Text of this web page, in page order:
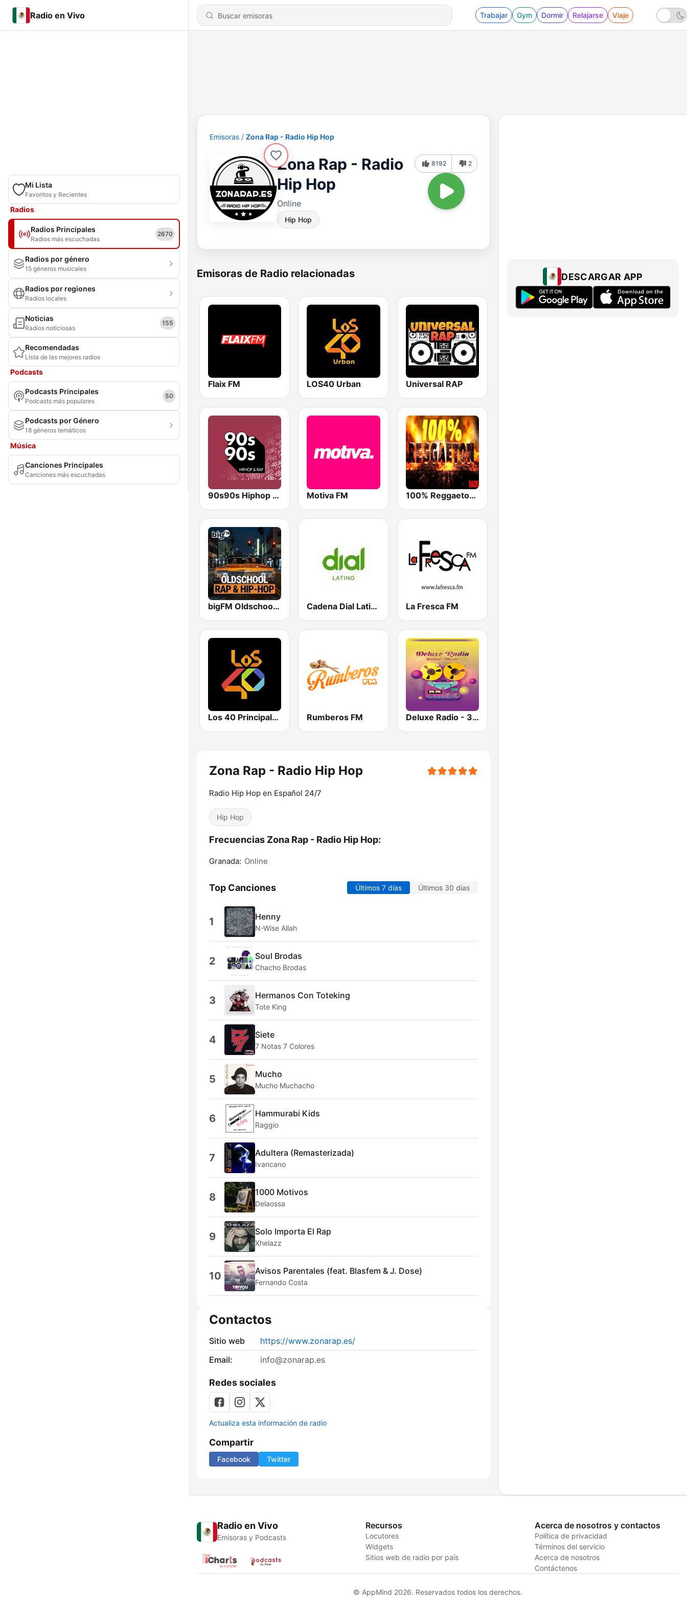
Radio en Vivo Trabajar Gym Dormir Relajarse Viaje
Mi Lista
Favoritos y Recientes
Radios
Radios Principales
Radios más escuchadas
2670
Radios por género
15 géneros musicales
Radios por regiones
Radios locales
Noticias
Radios noticiosas
155
Recomendadas
Lista de las mejores radios
Podcasts
Podcasts Principales
Podcasts más populares
50
Podcasts por Género
18 géneros temáticos
Música
Canciones Principales
Canciones más escuchadas
Emisoras Zona Rap - Radio Hip Hop
Zona Rap - Radio
Hip Hop
Online
Hip Hop
8192 2
Emisoras de Radio relacionadas
Flaix FM LOS40 Urban Universal RAP
90s90s Hiphop & Rap Motiva FM 100% Reggaeton Radio
bigFM Oldschool Rap & Hip-Hop Cadena Dial Latino La Fresca FM
Los 40 Principales Rumberos FM Deluxe Radio - 3 Flamenco Flow
Zona Rap - Radio Hip Hop
Radio Hip Hop en Español 24/7
Hip Hop
Frecuencias Zona Rap - Radio Hip Hop:
Granada: Online
Top Canciones Últimos 7 días Últimos 30 días
1 Henny
N-Wise Allah
2 Soul Brodas
Chacho Brodas
3 Hermanos Con Toteking
Tote King
4 Siete
7 Notas 7 Colores
5 Mucho
Mucho Muchacho
6 Hammurabi Kids
Raggio
7 Adultera (Remasterizada)
Ivancano
8 1000 Motivos
Delaossa
9 Solo Importa El Rap
Xhelazz
10 Avisos Parentales (feat. Blasfem & J. Dose)
Fernando Costa
Contactos
Sitio web
https://www.zonarap.es/
Email:
info@zonarap.es
Redes sociales
Actualiza esta información de radio
Compartir
Facebook Twitter
DESCARGAR APP
Radio en Vivo
Emisoras y Podcasts
Recursos
Locutores
Widgets
Sitios web de radio por país
Acerca de nosotros y contactos
Política de privacidad
Términos del servicio
Acerca de nosotros
Contáctenos
© AppMind 2026. Reservados todos los derechos.